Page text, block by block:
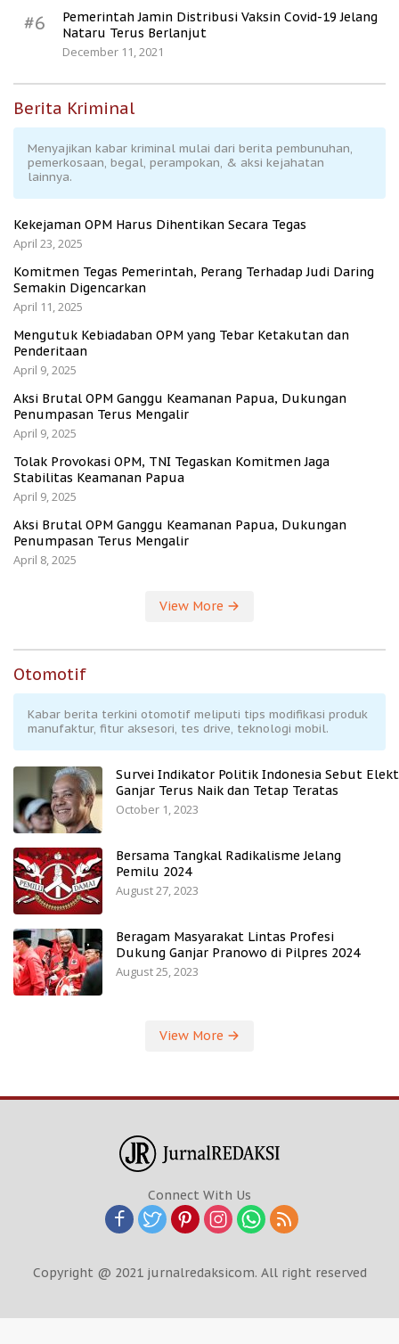
#6
Pemerintah Jamin Distribusi Vaksin Covid-19 Jelang
Nataru Terus Berlanjut
December 11, 2021
Berita Kriminal
Menyajikan kabar kriminal mulai dari berita pembunuhan,
pemerkosaan, begal, perampokan, & aksi kejahatan
lainnya.
Kekejaman OPM Harus Dihentikan Secara Tegas
April 23, 2025
Komitmen Tegas Pemerintah, Perang Terhadap Judi Daring
Semakin Digencarkan
April 11, 2025
Mengutuk Kebiadaban OPM yang Tebar Ketakutan dan
Penderitaan
April 9, 2025
Aksi Brutal OPM Ganggu Keamanan Papua, Dukungan
Penumpasan Terus Mengalir
April 9, 2025
Tolak Provokasi OPM, TNI Tegaskan Komitmen Jaga
Stabilitas Keamanan Papua
April 9, 2025
Aksi Brutal OPM Ganggu Keamanan Papua, Dukungan
Penumpasan Terus Mengalir
April 8, 2025
View More
Otomotif
Kabar berita terkini otomotif meliputi tips modifikasi produk
manufaktur, fitur aksesori, tes drive, teknologi mobil.
Survei Indikator Politik Indonesia Sebut
Ganjar Terus Naik dan Tetap Teratas
October 1, 2023
Bersama Tangkal Radikalisme Jelang
Pemilu 2024
August 27, 2023
Beragam Masyarakat Lintas Profesi
Dukung Ganjar Pranowo di Pilpres 2024
August 25, 2023
View More
Connect With Us
Copyright @ 2021 jurnalredaksicom. All right reserved